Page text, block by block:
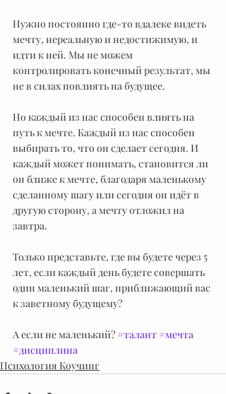
Нужно постоянно где-то вдалеке видеть
мечту, нереальную и недостижимую, и
идти к ней. Мы не можем
контролировать конечный результат, мы
не в силах повлиять на будущее.
Но каждый из нас способен влиять на
путь к мечте. Каждый из нас способен
выбирать то, что он сделает сегодня. И
каждый может понимать, становится ли
он ближе к мечте, благодаря маленькому
сделанному шагу или сегодня он идёт в
другую сторону, а мечту отложил на
завтра.
Только представьте, где вы будете через 5
лет, если каждый день будете совершать
один маленький шаг, приближающий вас
к заветному будущему?
А если не маленький? #талант #мечта
#дисциплина
Психология Коучинг